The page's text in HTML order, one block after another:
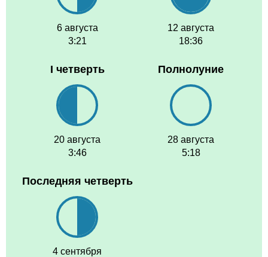
6 августа
3:21
12 августа
18:36
I четверть
20 августа
3:46
Полнолуние
28 августа
5:18
Последняя четверть
4 сентября